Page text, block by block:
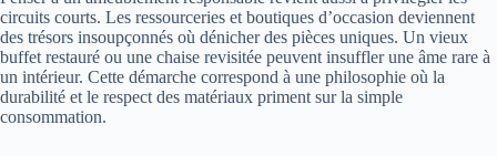
circuits courts. Les ressourceries et boutiques d’occasion deviennent
des trésors insoupçonnés où dénicher des pièces uniques. Un vieux
buffet restauré ou une chaise revisitée peuvent insuffler une âme rare à
un intérieur. Cette démarche correspond à une philosophie où la
durabilité et le respect des matériaux priment sur la simple
consommation.